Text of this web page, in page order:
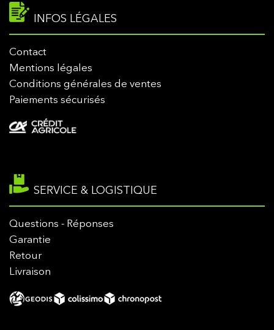
INFOS LÉGALES
Contact
Mentions légales
Conditions générales de ventes
Paiements sécurisés
SERVICE & LOGISTIQUE
Questions - Réponses
Garantie
Retour
Livraison